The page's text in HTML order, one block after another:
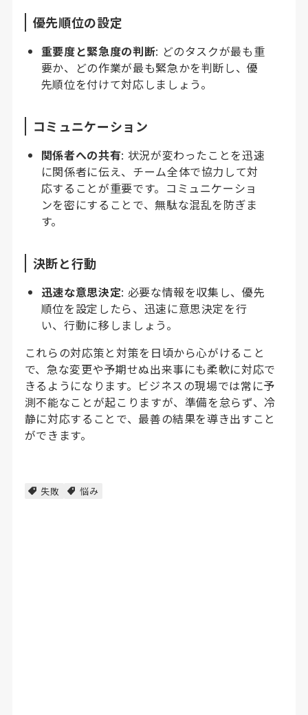
優先順位の設定
重要度と緊急度の判断: どのタスクが最も重
要か、どの作業が最も緊急かを判断し、優
先順位を付けて対応しましょう。
コミュニケーション
関係者への共有: 状況が変わったことを迅速
に関係者に伝え、チーム全体で協力して対
応することが重要です。コミュニケーショ
ンを密にすることで、無駄な混乱を防ぎま
す。
決断と行動
迅速な意思決定: 必要な情報を収集し、優先
順位を設定したら、迅速に意思決定を行
い、行動に移しましょう。
これらの対応策と対策を日頃から心がけること
で、急な変更や予期せぬ出来事にも柔軟に対応で
きるようになります。ビジネスの現場では常に予
測不能なことが起こりますが、準備を怠らず、冷
静に対応することで、最善の結果を導き出すこと
ができます。
失敗 悩み